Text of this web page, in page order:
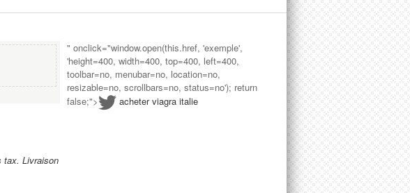
tax. Livraison
" onclick="window.open(this.href, 'exemple',
'height=400, width=400, top=400, left=400,
toolbar=no, menubar=no, location=no,
resizable=no, scrollbars=no, status=no'); return
false;">
acheter viagra italie